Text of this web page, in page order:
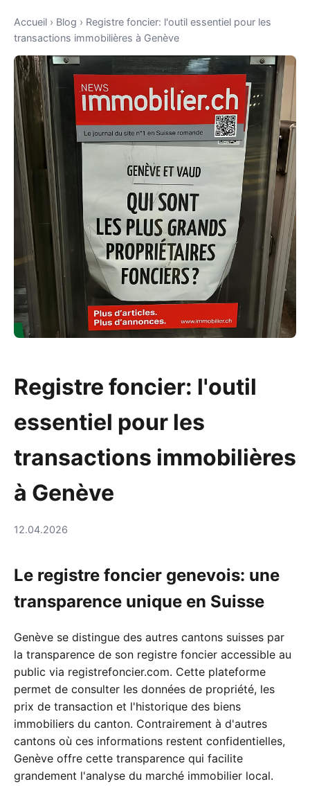
Accueil › Blog › Registre foncier: l'outil essentiel pour les
transactions immobilières à Genève
Registre foncier: l'outil
essentiel pour les
transactions immobilières
à Genève
12.04.2026
Le registre foncier genevois: une
transparence unique en Suisse
Genève se distingue des autres cantons suisses par
la transparence de son registre foncier accessible au
public via registrefoncier.com. Cette plateforme
permet de consulter les données de propriété, les
prix de transaction et l'historique des biens
immobiliers du canton. Contrairement à d'autres
cantons où ces informations restent confidentielles,
Genève offre cette transparence qui facilite
grandement l'analyse du marché immobilier local.